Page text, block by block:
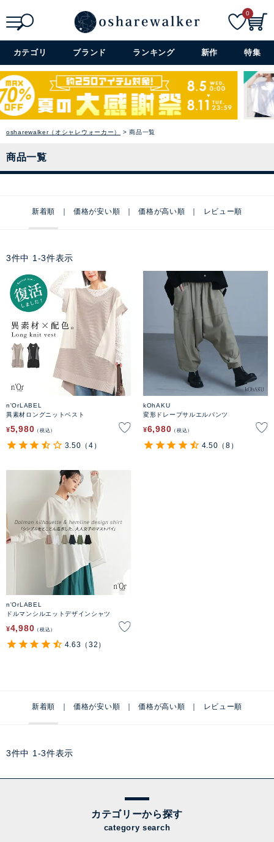
詳細検索+
0
カテゴリ ブランド ランキング 新作 特集
osharewalker（オシャレウォーカー） 商品一覧
商品一覧
新着順 価格が安い順 価格が高い順 レビュー順
3件中 1 -3件表示
n'OrLABEL
異素材ロングニットベスト
¥5,980 税込
3.50 （4）
kOhAKU
変形ドレープサルエルパンツ
¥6,980 税込
4.50 （8）
n'OrLABEL
ドルマンシルエットデザインシャツ
¥4,980 税込
4.63 （32）
新着順 価格が安い順 価格が高い順 レビュー順
3件中 1 -3件表示
カテゴリーから探す
category search